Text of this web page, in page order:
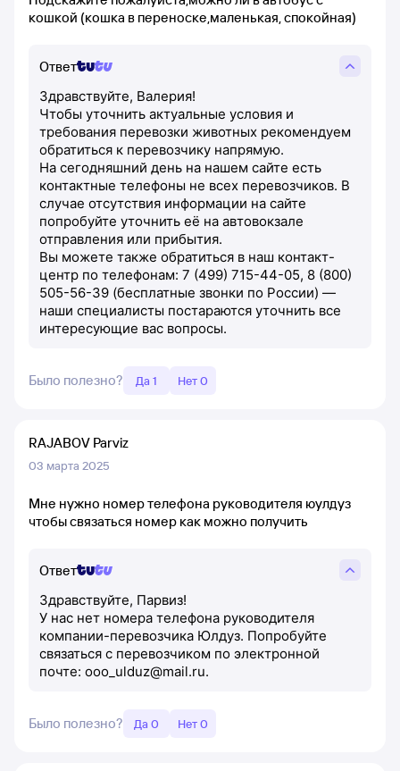
кошкой (кошка в переноске,маленькая, спокойная)
Ответ
Здравствуйте, Валерия!
Чтобы уточнить актуальные условия и
требования перевозки животных рекомендуем
обратиться к перевозчику напрямую.
На сегодняшний день на нашем сайте есть
контактные телефоны не всех перевозчиков. В
случае отсутствия информации на сайте
попробуйте уточнить её на автовокзале
отправления или прибытия.
Вы можете также обратиться в наш контакт-
центр по телефонам: 7 (499) 715-44-05, 8 (800)
505-56-39 (бесплатные звонки по России) —
наши специалисты постараются уточнить все
интересующие вас вопросы.
Было полезно? Да 1 Нет 0
RAJABOV Parviz
03 марта 2025
Мне нужно номер телефона руководителя юулдуз
чтобы связаться номер как можно получить
Ответ
Здравствуйте, Парвиз!
У нас нет номера телефона руководителя
компании-перевозчика Юлдуз. Попробуйте
связаться с перевозчиком по электронной
почте: ooo_ulduz@mail.ru.
Было полезно? Да 0 Нет 0